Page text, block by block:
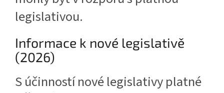
legislativou.
Informace k nové legislativě
(2026)
S účinností nové legislativy platné